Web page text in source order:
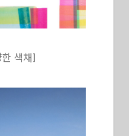
색채]